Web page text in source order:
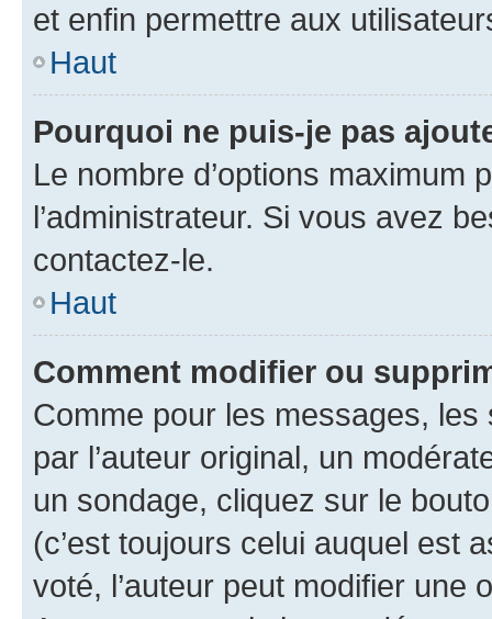
et enfin permettre aux
Haut
Pourquoi ne puis-je pas
Le nombre d’options maximum
l’administrateur. Si vous avez
contactez-le.
Haut
Comment modifier ou
Comme pour les messages,
par l’auteur original, un
un sondage, cliquez sur le
(c’est toujours celui auquel est
voté, l’auteur peut modifier une